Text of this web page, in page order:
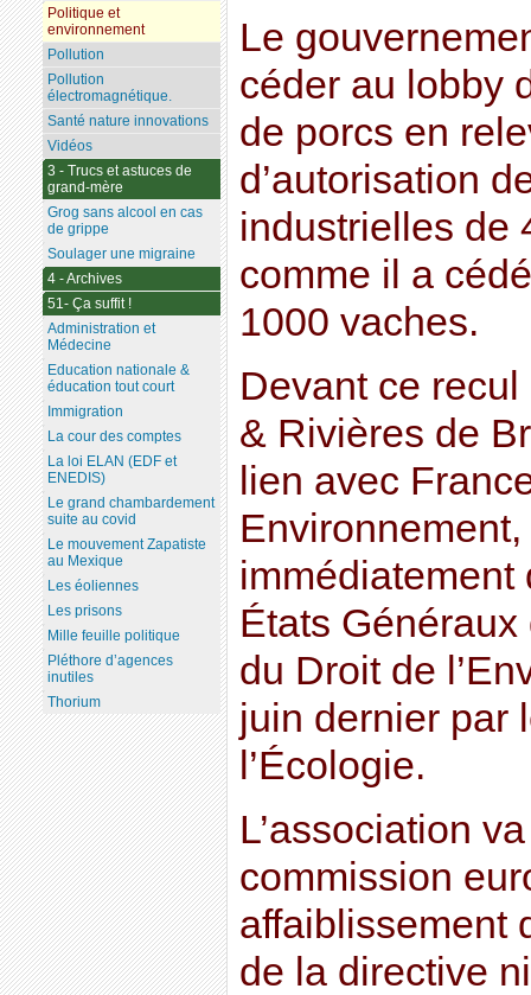
Le
céder au lobby
de porcs en
d’autorisation
industrielles de
comme il a
1000 vaches.
Devant ce
& Rivières de
lien avec
immédiatement
États
du Droit de
juin dernier par
l’Écologie.
L’association
commission
affaiblissement
de la directive
Politique et
environnement
Pollution
Pollution
électromagnétique.
Santé nature innovations
Vidéos
3 - Trucs et astuces de
grand-mère
Grog sans alcool en cas
de grippe
Soulager une migraine
4 - Archives
51- Ça suffit !
Administration et
Médecine
Education nationale &
éducation tout court
Immigration
La cour des comptes
La loi ELAN (EDF et
ENEDIS)
Le grand chambardement
suite au covid
Le mouvement Zapatiste
au Mexique
Les éoliennes
Les prisons
Mille feuille politique
Pléthore d’agences
inutiles
Thorium